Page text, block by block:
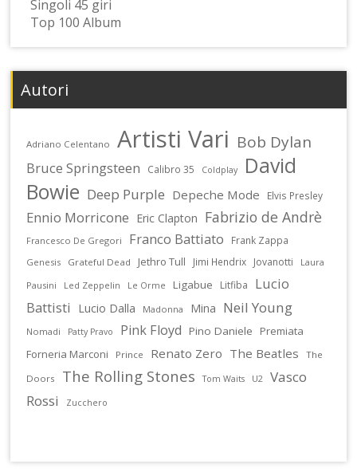
Singoli 45 giri
Top 100 Album
Autori
Adriano Celentano Artisti Vari Bob Dylan
Bruce Springsteen Calibro 35 Coldplay
David
Bowie Deep Purple Depeche Mode Elvis Presley
Ennio Morricone Eric Clapton Fabrizio de Andrè
Francesco De Gregori Franco Battiato Frank Zappa
Genesis Grateful Dead Jethro Tull Jimi Hendrix Jovanotti
Laura
Pausini
Led Zeppelin Le Orme Ligabue Litfiba
Lucio
Battisti
Lucio Dalla Madonna Mina Neil Young
Nomadi Patty Pravo Pink Floyd Pino Daniele
Premiata
Forneria Marconi
Prince Renato Zero The Beatles
The
Doors
The Rolling Stones Tom Waits U2
Vasco
Rossi
Zucchero